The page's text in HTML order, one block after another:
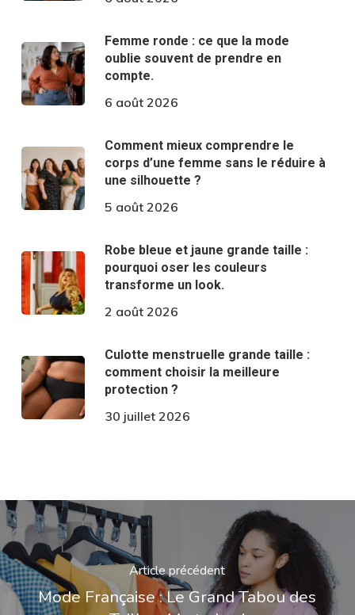
Femme ronde : ce que la mode
oublie souvent de prendre en
compte.
6 août 2026
Comment mieux comprendre le
corps d’une femme sans le réduire à
une silhouette ?
5 août 2026
Robe bleue et jaune grande taille :
pourquoi oser les couleurs
transforme un look.
2 août 2026
Culotte menstruelle grande taille :
comment choisir la meilleure
protection ?
30 juillet 2026
Article précédent
Mode Française : Le Grand Tabou des